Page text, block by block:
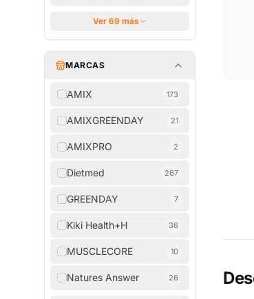
Ver 69 más
MARCAS
AMIX 173
AMIXGREENDAY 21
AMIXPRO 2
Dietmed 267
GREENDAY 7
Kiki Health+H 36
MUSCLECORE 10
Natures Answer 26